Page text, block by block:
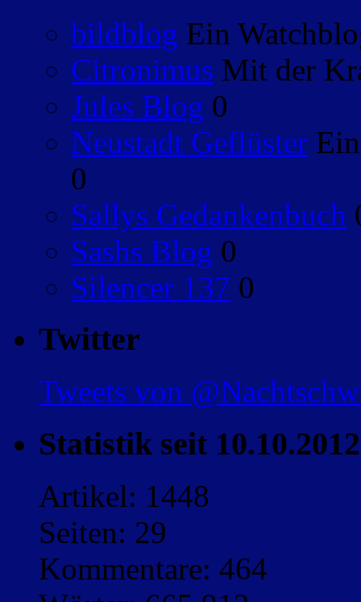
bildblog Ein
Citronimus Mit der
Jules Blog 0
Neustadt Geflüster
0
Sallys Gedankenbuch
Sashs Blog 0
Silencer 137 0
Twitter
Tweets von
Statistik seit 10.10.2012
Artikel: 1448
Seiten: 29
Kommentare: 464